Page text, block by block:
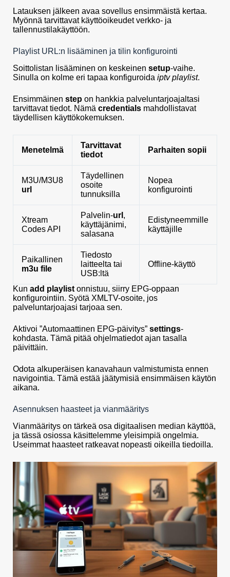
Latauksen jälkeen avaa sovellus ensimmäistä kertaa.
Myönnä tarvittavat käyttöoikeudet verkko- ja
tallennustilakäyttöön.
Playlist URL:n lisääminen ja tilin konfigurointi
Soittolistan lisääminen on keskeinen setup-vaihe.
Sinulla on kolme eri tapaa konfiguroida iptv playlist.
Ensimmäinen step on hankkia palveluntarjoajaltasi
tarvittavat tiedot. Nämä credentials mahdollistavat
täydellisen käyttökokemuksen.
Menetelmä
Tarvittavat
tiedot
Parhaiten sopii
M3U/M3U8
url
Täydellinen
osoite
tunnuksilla
Nopea
konfigurointi
Xtream
Codes API
Palvelin-url ,
käyttäjänimi,
salasana
Edistyneemmille
käyttäjille
Paikallinen
m3u file
Tiedosto
laitteelta tai
USB:ltä
Offline-käyttö
Kun add playlist onnistuu, siirry EPG-oppaan
konfigurointiin. Syötä XMLTV-osoite, jos
palveluntarjoajasi tarjoaa sen.
Aktivoi ”Automaattinen EPG-päivitys” settings-
kohdasta. Tämä pitää ohjelmatiedot ajan tasalla
päivittäin.
Odota alkuperäisen kanavahaun valmistumista ennen
navigointia. Tämä estää jäätymisiä ensimmäisen käytön
aikana.
Asennuksen haasteet ja vianmääritys
Vianmääritys on tärkeä osa digitaalisen median käyttöä,
ja tässä osiossa käsittelemme yleisimpiä ongelmia.
Useimmat haasteet ratkeavat nopeasti oikeilla tiedoilla.